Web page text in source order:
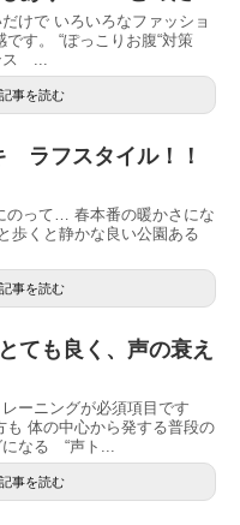
けで いろいろなファッショ
す。 “ぽっこりお腹“対策
ス ...
記事を読む
ラフスタイル！！
のって… 春本番の暖かさにな
歩くと静かな良い公園ある
記事を読む
ても良く、声の衰え
ーニングが必須項目です
も 体の中心から発する普段の
なる “声ト...
記事を読む